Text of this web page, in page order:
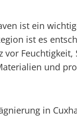
ist ein
ist es
vor
und
in